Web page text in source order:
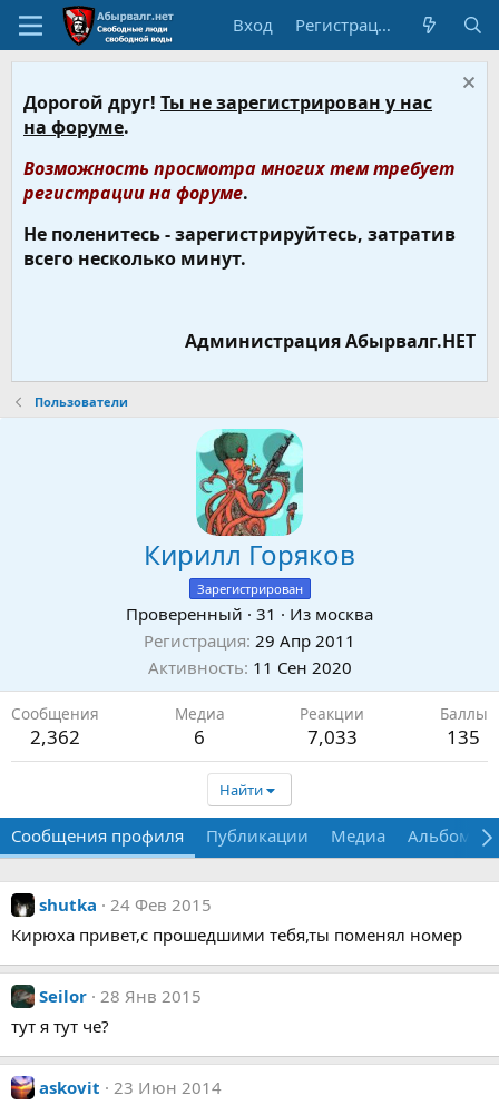
Вход Регистрация
Дорогой друг! Ты не зарегистрирован у нас
на форуме.
Возможность просмотра многих тем требует
регистрации на форуме.
Не поленитесь - зарегистрируйтесь, затратив
всего несколько минут.
Администрация Абырвалг.НЕТ
Пользователи
Кирилл Горяков
Зарегистрирован
Проверенный · 31 · Из москва
Регистрация 29 Апр 2011
Активность 11 Сен 2020
Сообщения
2,362
Медиа
6
Реакции
7,033
Баллы
135
Найти
Сообщения профиля Публикации Медиа Альбомы
shutka
24 Фев 2015
Кирюха привет,с прошедшими тебя,ты поменял номер
Seilor 28 Янв 2015
тут я тут че?
askovit
23 Июн 2014